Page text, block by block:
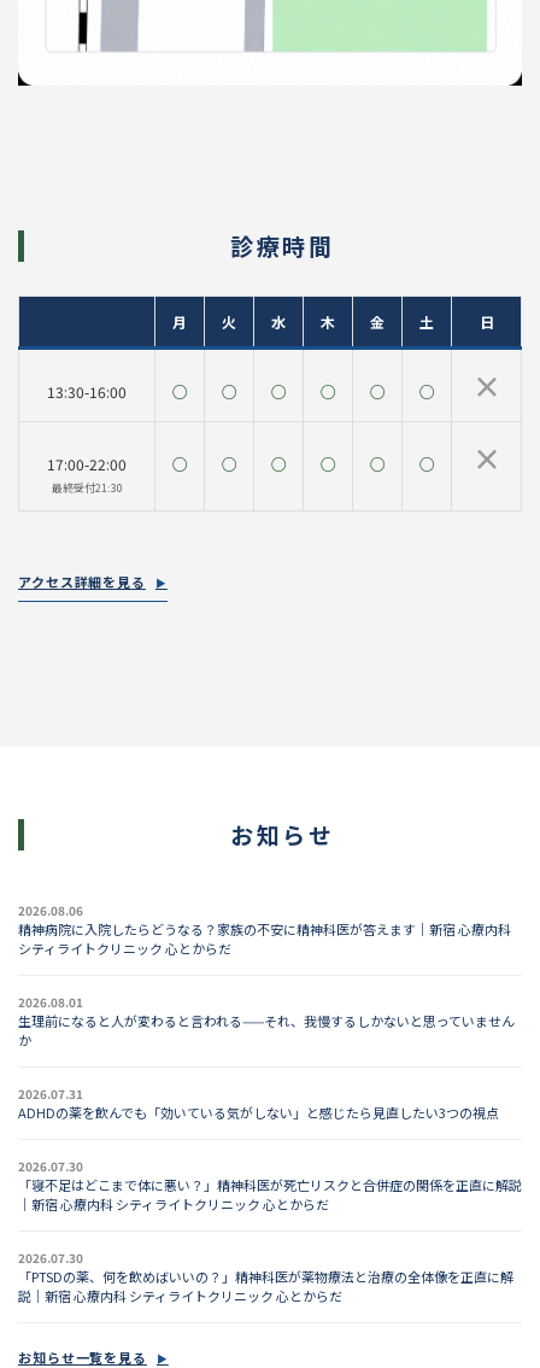
診療時間
月 火 水 木 金 土 日
13:30-16:00 ○ ○ ○ ○ ○ ○ ×
17:00-22:00
最終受付21:30
○ ○ ○ ○ ○ ○ ×
アクセス詳細を見る
お知らせ
2026.08.06
精神病院に入院したらどうなる？家族の不安に精神科医が答えます｜新宿 心療内科
シティライトクリニック 心とからだ
2026.08.01
生理前になると人が変わると言われる——それ、我慢するしかないと思っていません
か
2026.07.31
ADHDの薬を飲んでも「効いている気がしない」と感じたら見直したい3つの視点
2026.07.30
「寝不足はどこまで体に悪い？」精神科医が死亡リスクと合併症の関係を正直に解説
｜新宿 心療内科 シティライトクリニック 心とからだ
2026.07.30
「PTSDの薬、何を飲めばいいの？」精神科医が薬物療法と治療の全体像を正直に解
説｜新宿 心療内科 シティライトクリニック 心とからだ
お知らせ一覧を見る